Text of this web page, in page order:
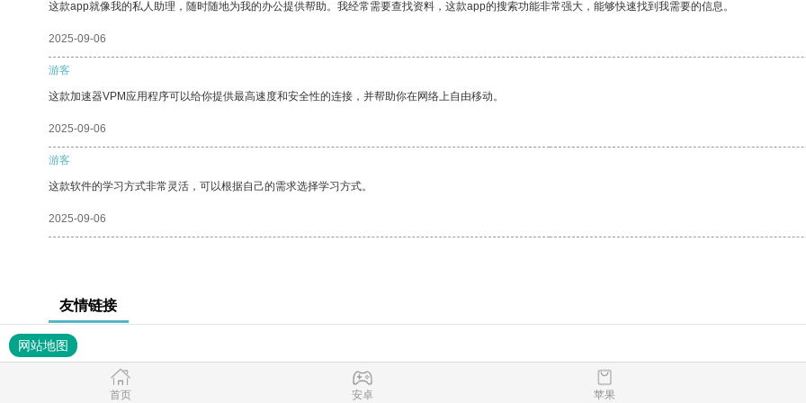
这款app就像我的私人助理，随时随地为我的办公提供帮助。我经常需要查找资料，这款app的搜索功能非常强大，能够快速找到我需要的信息。
2025-09-06
游客
这款加速器VPM应用程序可以给你提供最高速度和安全性的连接，并帮助你在网络上自由移动。
2025-09-06
游客
这款软件的学习方式非常灵活，可以根据自己的需求选择学习方式。
2025-09-06
友情链接
网站地图
首页 安卓 苹果